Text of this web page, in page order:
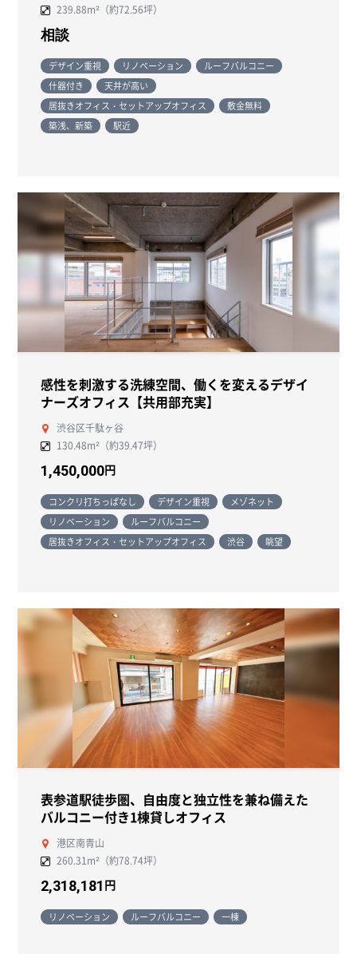
239.88m²（約72.56坪）
相談
デザイン重視 リノベーション
ルーフバルコニー
什器付き
天井が高い
居抜きオフィス・セットアップオフィス
敷金無料
築浅、新築
駅近
感性を刺激する洗練空間、働くを変えるデザイ
ナーズオフィス【共用部充実】
渋谷区千駄ヶ谷
130.48m²（約39.47坪）
1,450,000円
コンクリ打ちっぱなし デザイン重視
メゾネット
リノベーション
ルーフバルコニー
居抜きオフィス・セットアップオフィス
渋谷 眺望
表参道駅徒歩圏、自由度と独立性を兼ね備えた
バルコニー付き1棟貸しオフィス
港区南青山
260.31m²（約78.74坪）
2,318,181 円
リノベーション ルーフバルコニー 一棟